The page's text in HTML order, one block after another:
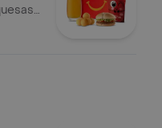
a